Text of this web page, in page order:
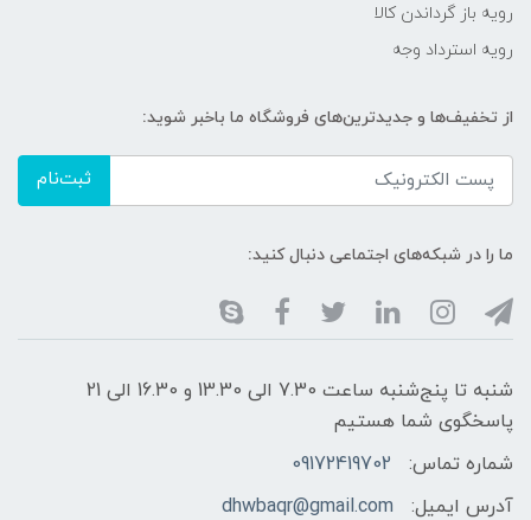
رویه باز گرداندن کالا
رویه استرداد وجه
از تخفیف‌ها و جدیدترین‌های فروشگاه ما باخبر شوید:
ثبت‌نام
ما را در شبکه‌های اجتماعی دنبال کنید:
شنبه تا پنج‌شنبه ساعت 7.30 الی 13.30 و 16.30 الی 21
پاسخگوی شما هستیم
شماره تماس:
09172419702
آدرس ایمیل:
dhwbaqr@gmail.com